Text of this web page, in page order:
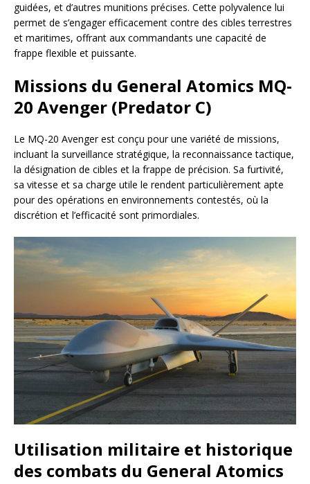
guidées, et d’autres munitions précises. Cette polyvalence lui
permet de s’engager efficacement contre des cibles terrestres
et maritimes, offrant aux commandants une capacité de
frappe flexible et puissante.
Missions du General Atomics MQ-
20 Avenger (Predator C)
Le MQ-20 Avenger est conçu pour une variété de missions,
incluant la surveillance stratégique, la reconnaissance tactique,
la désignation de cibles et la frappe de précision. Sa furtivité,
sa vitesse et sa charge utile le rendent particulièrement apte
pour des opérations en environnements contestés, où la
discrétion et l’efficacité sont primordiales.
Utilisation militaire et historique
des combats du General Atomics